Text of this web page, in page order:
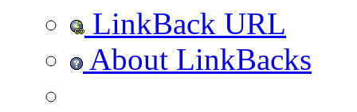
LinkBack URL
About LinkBacks